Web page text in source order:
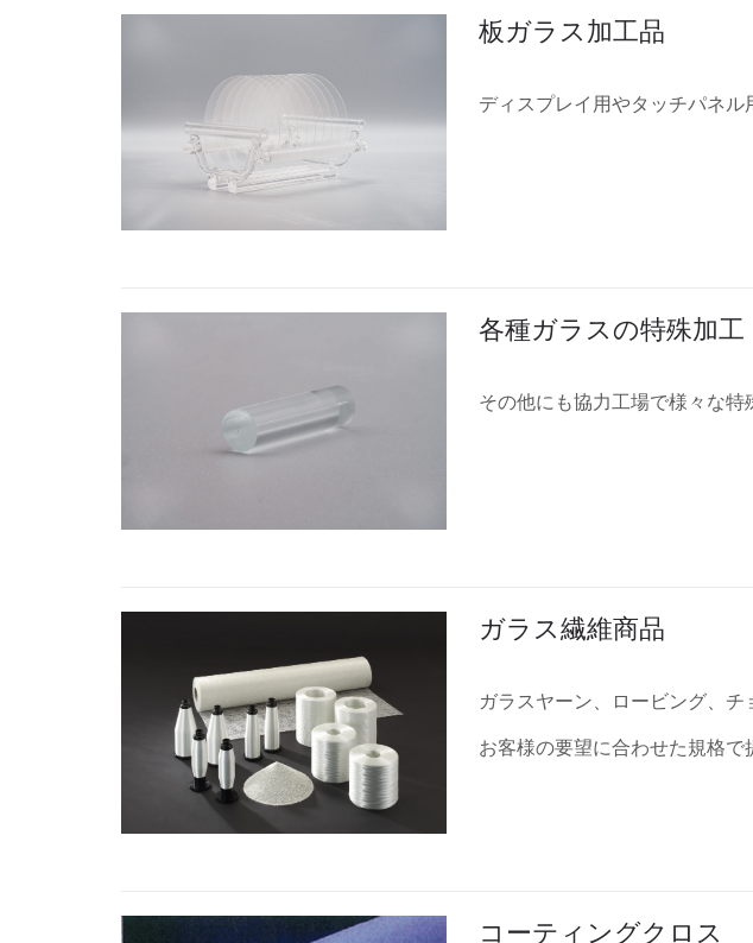
板ガラス加工品
ディスプレイ用やタッチパネル
各種ガラスの特殊加工
その他にも協力工場で様々な特
ガラス繊維商品
ガラスヤーン、ロービング、チ
お客様の要望に合わせた規格で
コーティングクロス